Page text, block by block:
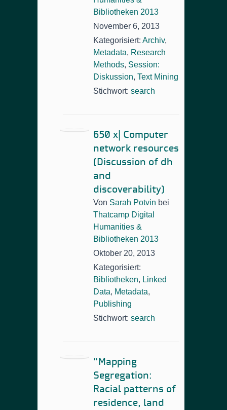
Bibliotheken 2013
November 6, 2013
Kategorisiert: Archiv,
Metadata, Research
Methods, Session:
Diskussion, Text Mining
Stichwort: search
650 x| Computer
network resources
(Discussion of dh
and
discoverability)
Von Sarah Potvin bei
Thatcamp Digital
Humanities &
Bibliotheken 2013
Oktober 20, 2013
Kategorisiert:
Bibliotheken, Linked
Data, Metadata,
Publishing
Stichwort: search
“Mapping
Segregation:
Racial patterns of
residence, land